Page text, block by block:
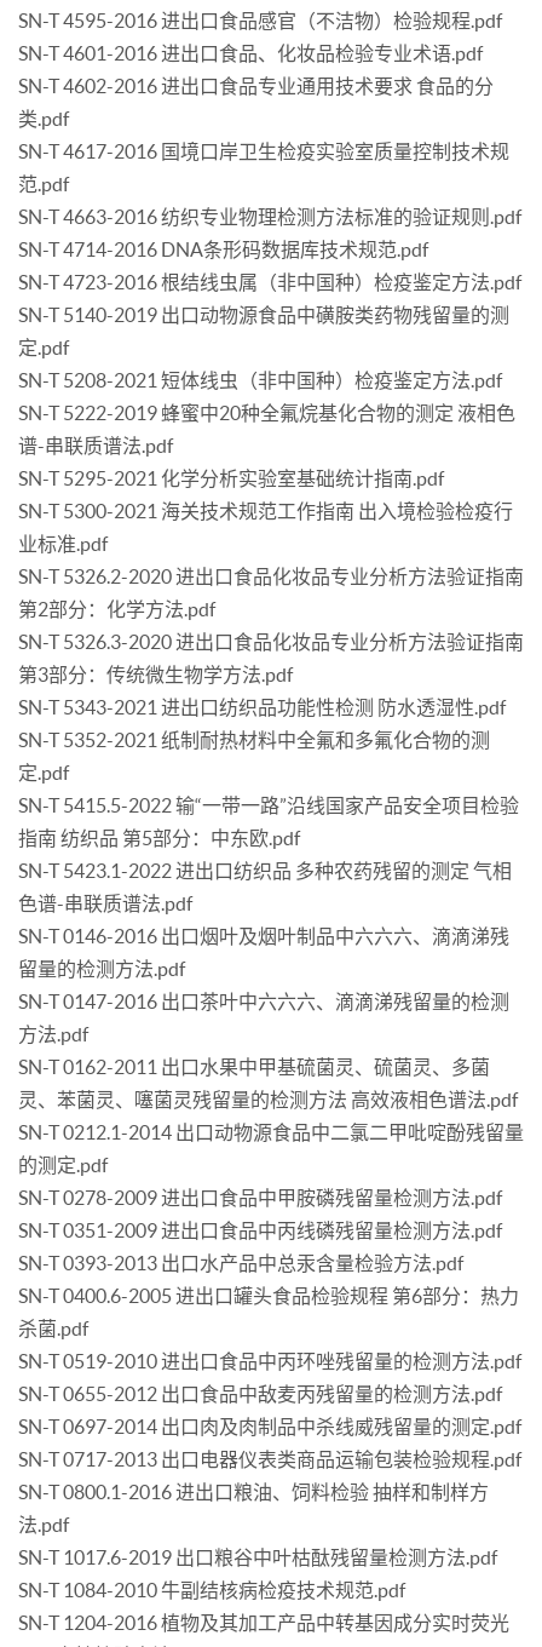
SN-T 4595-2016 进出口食品感官（不洁物）检验规程.pdf
SN-T 4601-2016 进出口食品、化妆品检验专业术语.pdf
SN-T 4602-2016 进出口食品专业通用技术要求 食品的分
类.pdf
SN-T 4617-2016 国境口岸卫生检疫实验室质量控制技术规
范.pdf
SN-T 4663-2016 纺织专业物理检测方法标准的验证规则.pdf
SN-T 4714-2016 DNA条形码数据库技术规范.pdf
SN-T 4723-2016 根结线虫属（非中国种）检疫鉴定方法.pdf
SN-T 5140-2019 出口动物源食品中磺胺类药物残留量的测
定.pdf
SN-T 5208-2021 短体线虫（非中国种）检疫鉴定方法.pdf
SN-T 5222-2019 蜂蜜中20种全氟烷基化合物的测定 液相色
谱-串联质谱法.pdf
SN-T 5295-2021 化学分析实验室基础统计指南.pdf
SN-T 5300-2021 海关技术规范工作指南 出入境检验检疫行
业标准.pdf
SN-T 5326.2-2020 进出口食品化妆品专业分析方法验证指南
第2部分：化学方法.pdf
SN-T 5326.3-2020 进出口食品化妆品专业分析方法验证指南
第3部分：传统微生物学方法.pdf
SN-T 5343-2021 进出口纺织品功能性检测 防水透湿性.pdf
SN-T 5352-2021 纸制耐热材料中全氟和多氟化合物的测
定.pdf
SN-T 5415.5-2022 输“一带一路”沿线国家产品安全项目检验
指南 纺织品 第5部分：中东欧.pdf
SN-T 5423.1-2022 进出口纺织品 多种农药残留的测定 气相
色谱-串联质谱法.pdf
SN-T 0146-2016 出口烟叶及烟叶制品中六六六、滴滴涕残
留量的检测方法.pdf
SN-T 0147-2016 出口茶叶中六六六、滴滴涕残留量的检测
方法.pdf
SN-T 0162-2011 出口水果中甲基硫菌灵、硫菌灵、多菌
灵、苯菌灵、噻菌灵残留量的检测方法 高效液相色谱法.pdf
SN-T 0212.1-2014 出口动物源食品中二氯二甲吡啶酚残留量
的测定.pdf
SN-T 0278-2009 进出口食品中甲胺磷残留量检测方法.pdf
SN-T 0351-2009 进出口食品中丙线磷残留量检测方法.pdf
SN-T 0393-2013 出口水产品中总汞含量检验方法.pdf
SN-T 0400.6-2005 进出口罐头食品检验规程 第6部分：热力
杀菌.pdf
SN-T 0519-2010 进出口食品中丙环唑残留量的检测方法.pdf
SN-T 0655-2012 出口食品中敌麦丙残留量的检测方法.pdf
SN-T 0697-2014 出口肉及肉制品中杀线威残留量的测定.pdf
SN-T 0717-2013 出口电器仪表类商品运输包装检验规程.pdf
SN-T 0800.1-2016 进出口粮油、饲料检验 抽样和制样方
法.pdf
SN-T 1017.6-2019 出口粮谷中叶枯酞残留量检测方法.pdf
SN-T 1084-2010 牛副结核病检疫技术规范.pdf
SN-T 1204-2016 植物及其加工产品中转基因成分实时荧光